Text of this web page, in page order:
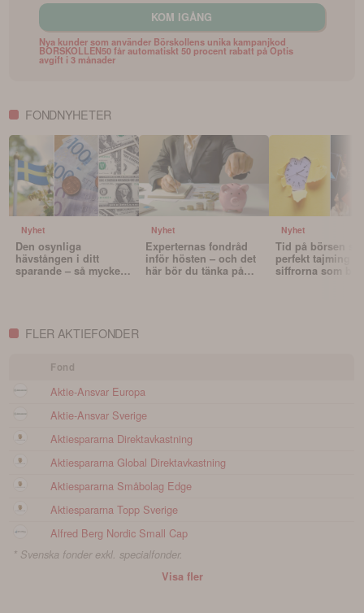
KOM IGÅNG
Nya kunder som använder Börskollens unika kampanjkod
BORSKOLLEN50 får automatiskt 50 procent rabatt på Optis
avgift i 3 månader
FONDNYHETER
Nyhet
Den osynliga
hävstången i ditt
sparande – så mycket
Nyhet
Experternas fondråd
inför hösten – och det
här bör du tänka på
Nyhet
Tid på börsen
perfekt tajming –
siffrorna som
FLER AKTIEFONDER
Fond
Aktie-Ansvar Europa
Aktie-Ansvar Sverige
Aktiespararna Direktavkastning
Aktiespararna Global Direktavkastning
Aktiespararna Småbolag Edge
Aktiespararna Topp Sverige
Alfred Berg Nordic Small Cap
* Svenska fonder exkl. specialfonder.
Visa fler